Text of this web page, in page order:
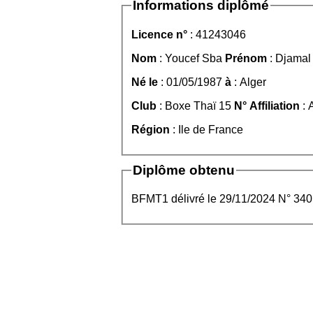
Informations diplômé
Licence n° : 41243046
Nom : Youcef Sba Prénom : Djamal
Né le : 01/05/1987 à : Alger
Club : Boxe Thaï 15 N° Affiliation :
Région : Ile de France
Diplôme obtenu
BFMT1 délivré le 29/11/2024 N° 340